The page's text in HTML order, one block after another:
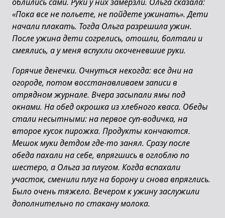
«Пока все не польете, не пойдете ужинать». Дети
начали плакать. Тогда Ольга разрешила ужин.
После ужина дети согрелись, отошли, болтали и
смеялись, а у меня вспухли окоченевшие руки.
Горячие денечки. Очнуться некогда: все дни на
огороде, потом восстанавливаем записи в
отрядном журнале. Вчера засыпали ямы под
окнами. На обед окрошка из хлебного кваса. Обеды
стали несытными: на первое суп-водичка, на
второе кусок пирожка. Продукты кончаются.
Мешок муки детдом где-то занял. Сразу после
обеда пахали на себе, впрягшись в оглоблю по
шестеро, а Ольга за плугом. Когда вспахали
участок, сменили плуг на борону и снова впряглись.
Было очень тяжело. Вечером к ужину заслужили
дополнительно по стакану молока.